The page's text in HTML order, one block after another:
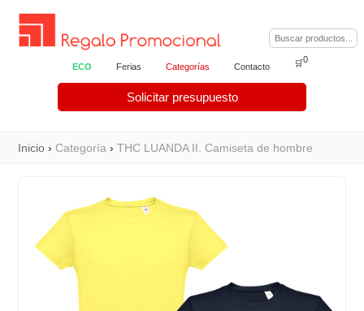
ECO Ferias Categorías Contacto
Solicitar presupuesto
🛒0
Inicio ›Categoría ›THC LUANDA II. Camiseta de hombre